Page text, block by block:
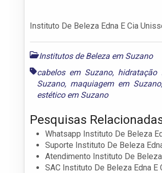
Instituto De Beleza Edna E Cia
Institutos de Beleza em Suzano
cabelos em Suzano, hidratação
Suzano, maquiagem em Suzano,
estético em Suzano
Pesquisas
Whatsapp Instituto De Beleza
Suporte Instituto De Beleza
Atendimento Instituto De
SAC Instituto De Beleza Edna E